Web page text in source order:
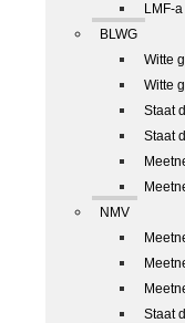
LMF-
BLWG
Witte
Witte
Staat
Staat
NMV
Staat